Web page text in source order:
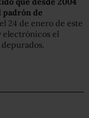
padrón de
el 24 de enero de este
electrónicos el